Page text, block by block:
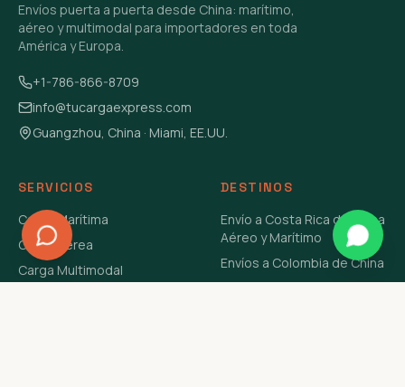
Envíos puerta a puerta desde China: marítimo,
aéreo y multimodal para importadores en toda
América y Europa.
+1-786-866-8709
info@tucargaexpress.com
Guangzhou, China · Miami, EE.UU.
SERVICIOS
Carga Marítima
Carga Aérea
Carga Multimodal
DESTINOS
Envío a Costa Rica de China
Aéreo y Marítimo
Envíos a Colombia de China